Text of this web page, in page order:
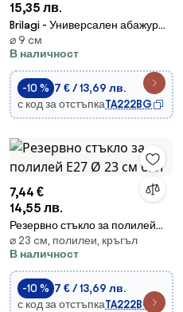
15,35 лв.
Brilagi - Универсален абажур
NUBILA E27 13x9 см бял
⌀ 9 cм
В наличност
-10 % 7 € / 13,69 лв.
с код за отстъпкаTA222BG
7,44 €
14,55 лв.
Резервно стъкло за полилей
E27 Ø 23 см бял
⌀ 23 cм, полилеи, кръгъл
В наличност
-10 % 7 € / 13,69 лв.
с код за отстъпкаTA222BG